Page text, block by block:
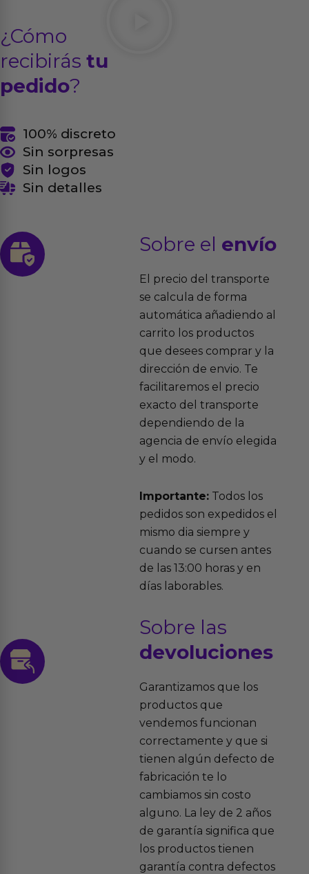
¿Cómo
recibirás tu
pedido?
100% discreto
Sin sorpresas
Sin logos
Sin detalles
Sobre el envío
El precio del transporte
se calcula de forma
automática añadiendo al
carrito los productos
que desees comprar y la
dirección de envio. Te
facilitaremos el precio
exacto del transporte
dependiendo de la
agencia de envío elegida
y el modo.
Importante:Todos los
pedidos son expedidos el
mismo dia siempre y
cuando se cursen antes
de las 13:00 horas y en
días laborables.
Sobre las
devoluciones
Garantizamos que los
productos que
vendemos funcionan
correctamente y que si
tienen algún defecto de
fabricación te lo
cambiamos sin costo
alguno. La ley de 2 años
de garantía significa que
los productos tienen
garantía contra defectos